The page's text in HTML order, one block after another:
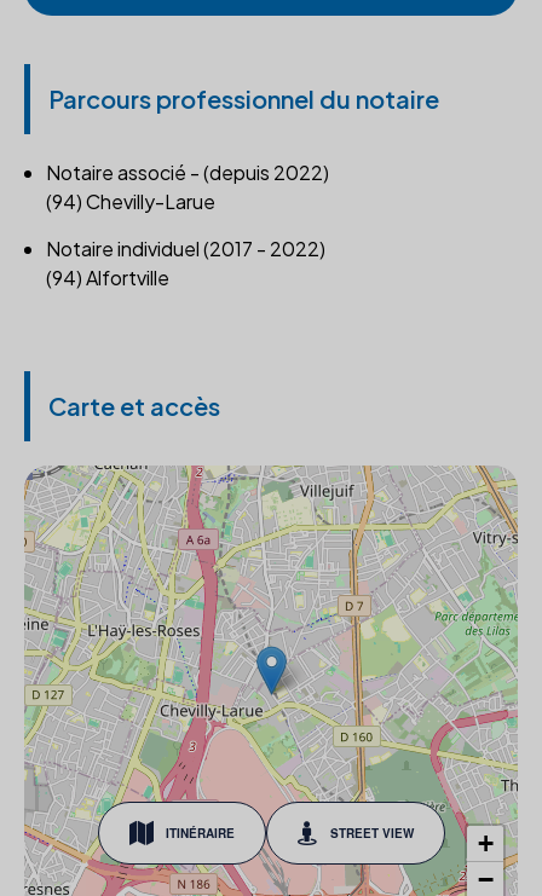
Parcours professionnel du notaire
Notaire associé - (depuis 2022)
(94) Chevilly-Larue
Notaire individuel (2017 - 2022)
(94) Alfortville
Carte et accès
ITINÉRAIRE STREET VIEW
+
−